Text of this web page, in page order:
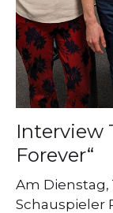
Interview
Forever“
Am Dienstag,
Schauspieler